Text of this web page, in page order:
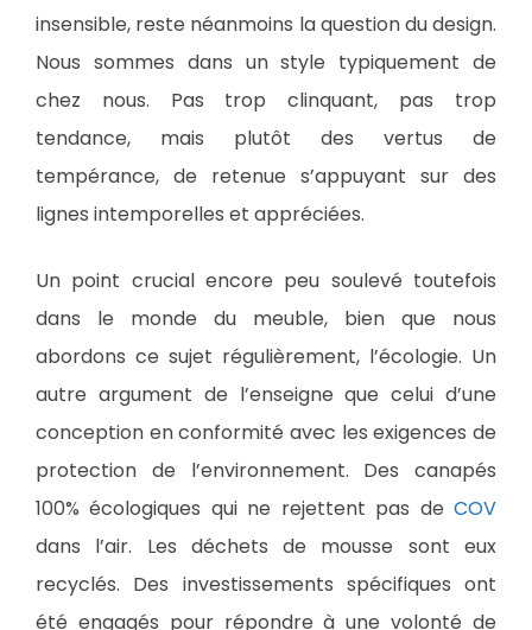
insensible, reste néanmoins la question du design.
Nous sommes dans un style typiquement de
chez nous. Pas trop clinquant, pas trop
tendance, mais plutôt des vertus de
tempérance, de retenue s’appuyant sur des
lignes intemporelles et appréciées.
Un point crucial encore peu soulevé toutefois
dans le monde du meuble, bien que nous
abordons ce sujet régulièrement, l’écologie. Un
autre argument de l’enseigne que celui d’une
conception en conformité avec les exigences de
protection de l’environnement. Des canapés
100% écologiques qui ne rejettent pas de COV
dans l’air. Les déchets de mousse sont eux
recyclés. Des investissements spécifiques ont
été engagés pour répondre à une volonté de